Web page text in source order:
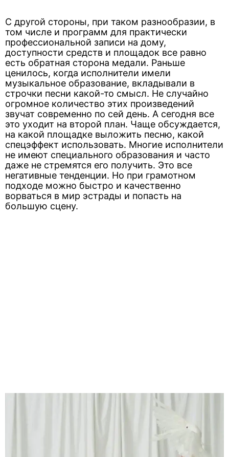
С другой стороны, при таком разнообразии, в
том числе и программ для практически
профессиональной записи на дому,
доступности средств и площадок все равно
есть обратная сторона медали. Раньше
ценилось, когда исполнители имели
музыкальное образование, вкладывали в
строчки песни какой-то смысл. Не случайно
огромное количество этих произведений
звучат современно по сей день. А сегодня все
это уходит на второй план. Чаще обсуждается,
на какой площадке выложить песню, какой
спецэффект использовать. Многие исполнители
не имеют специального образования и часто
даже не стремятся его получить. Это все
негативные тенденции. Но при грамотном
подходе можно быстро и качественно
ворваться в мир эстрады и попасть на
большую сцену.